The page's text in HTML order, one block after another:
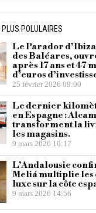
POLULAIRES
Le Parador
des Baléares,
après 17 ans et 47
d’euros
25 février 2026 09:00
Le dernier
en Espagne :
transforment la
les magasins.
9 mars 2026 10:17
L’Andalousie
Meliá multiplie les
luxe sur la côte
9 mars 2026 14:56